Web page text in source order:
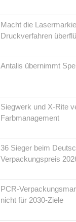
Macht die
Druckverfahren
Antalis übernimmt
Siegwerk und X-Rite
Farbmanagement
36 Sieger beim
Verpackungspreis
PCR-
nicht für 2030-Ziele